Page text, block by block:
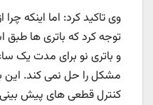
وی تاکید کرد: اما اینکه چرا
و باتری نو برای مدت یک
مشکل را حل نمی کند. این
کنترل قطعی های پیش بینی